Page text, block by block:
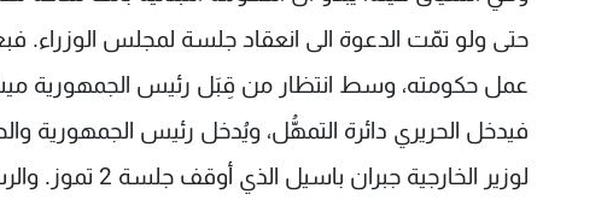
حتى ولو تمّت الدعوة الى انعقاد جلسة لمجلس الوزراء.
عمل حكومته، وسط انتظار من قِبَل رئيس الجمهورية
فيدخل الحريري دائرة التمهُّل، ويُدخل رئيس الجمهورية
لوزير